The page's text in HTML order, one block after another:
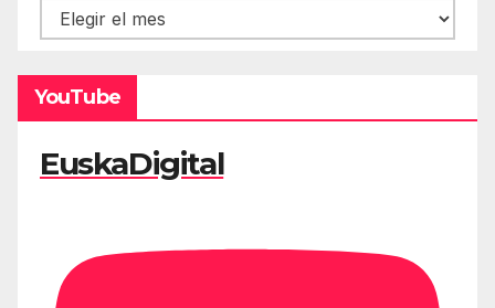
Hemeroteca
YouTube
EuskaDigital